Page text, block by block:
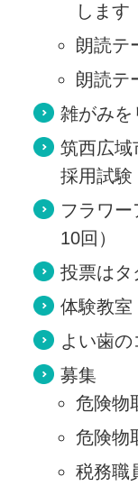
します
朗読テ
朗読テ
雑がみを
筑西広域
採用試験
フラワ
10回）
投票はタ
体験教室
よい歯
募集
危険物
危険物
税務職